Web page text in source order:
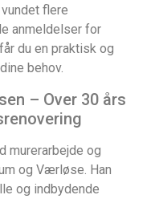
flere
anmeldelser for
du en praktisk og
behov.
– Over 30 års
murerarbejde og
og Værløse. Han
og indbydende